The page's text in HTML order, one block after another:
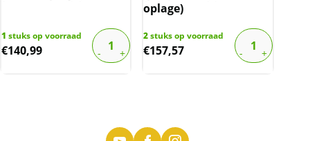
1 stuks op voorraad
€140,99
oplage)
2stuks op voorraad
€157,57